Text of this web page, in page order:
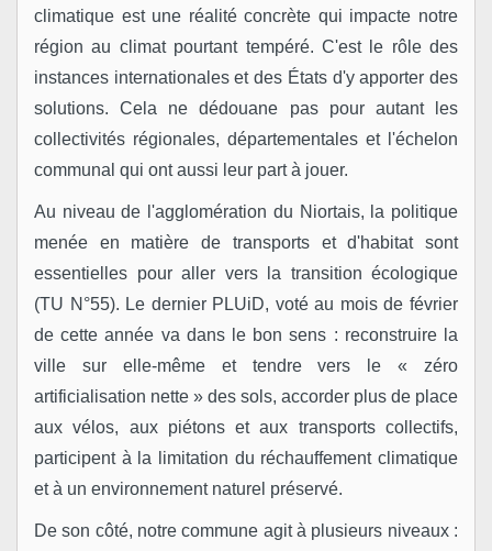
climatique est une réalité concrète qui impacte notre
région au climat pourtant tempéré. C'est le rôle des
instances internationales et des États d'y apporter des
solutions. Cela ne dédouane pas pour autant les
collectivités régionales, départementales et l'échelon
communal qui ont aussi leur part à jouer.
Au niveau de l'agglomération du Niortais, la politique
menée en matière de transports et d'habitat sont
essentielles pour aller vers la transition écologique
(TU N°55). Le dernier PLUi­D, voté au mois de février
de cette année va dans le bon sens : reconstruire la
ville sur elle­-même et tendre vers le « zéro
artificialisation nette » des sols, accorder plus de place
aux vélos, aux piétons et aux transports collectifs,
participent à la limitation du réchauffement climatique
et à un environnement naturel préservé.
De son côté, notre commune agit à plusieurs niveaux :